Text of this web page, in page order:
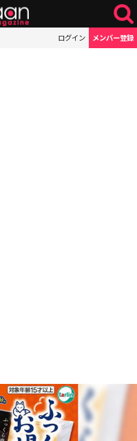
ログイン メンバー登録